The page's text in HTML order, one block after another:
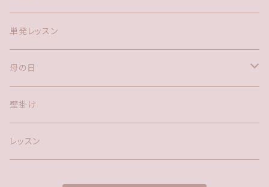
お供え
お供えアレンジメント(置き型)
リース
クリスマスギフト
リース
鉢物
ハーバリウム
LEDキャンドル
ドライフラワー
単発レッスン
母の日
鉢物
アレンジメント
壁掛け
レッスン